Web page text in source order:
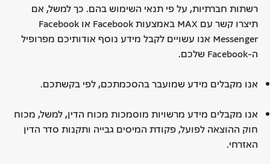
רשתות חברתיות, על פי תנאי השימוש בהם. כך למשל, אם
תיצרו קשר עם MAX באמצעות Facebook או Facebook
Messenger אנו עשויים לקבל מידע נוסף אודותיכם מפרופיל
ה-Facebook שלכם.
אנו מקבלים מידע שמועבר בהסכמתכם, לפי בקשתכם.
אנו מקבלים מידע מרשויות מוסמכות מכוח הדין, למשל, מכוח
חוק ההוצאה לפועל, פקודת המיסים גבייה ותקנות סדר הדין
האזרחי.